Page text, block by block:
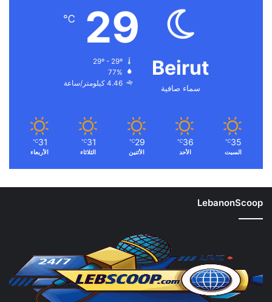
Beirut
سماء صافية
29
℃
77%
4.46 كيلومتر/ساعة
35
℃
السبت
36
℃
الأحد
29
℃
الأثنين
31
℃
الثلاثاء
31
℃
الأربعاء
LebanonScoop